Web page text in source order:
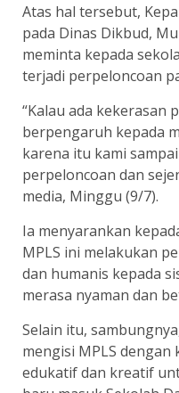
Atas hal tersebut,
pada Dinas Dikbud,
meminta kepada
terjadi perpeloncoan
“Kalau ada kekerasan
berpengaruh kepada
karena itu kami
perpeloncoan dan
media, Minggu (9/7).
Ia menyarankan
MPLS ini melakukan
dan humanis kepada
merasa nyaman dan
Selain itu,
mengisi MPLS
edukatif dan kreatif